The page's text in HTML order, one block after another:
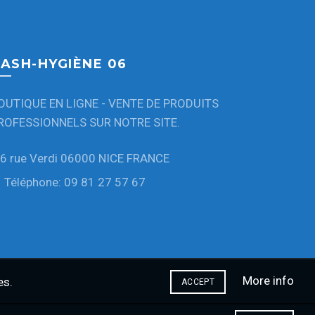
HYGIÈNE 06
EN LIGNE - VENTE DE PRODUITS
SUR NOTRE SITE.
rue Verdi 06000 NICE FRANCE
Téléphone: 09 81 27 57 67
ACCEPT More info